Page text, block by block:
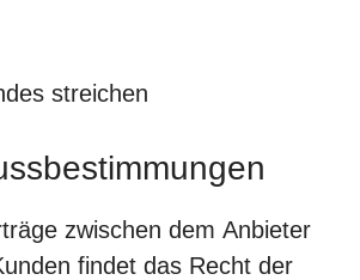
streichen
zwischen dem Anbieter
findet das Recht der